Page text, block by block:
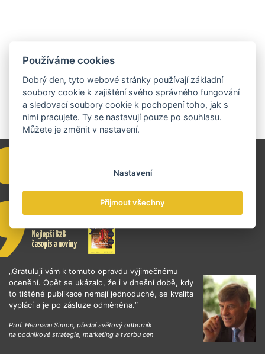
„Gratuluji vám k tomuto opravdu výjimečnému
ocenění. Opět se ukázalo, že i v dnešní době, kdy
to tištěné publikace nemají jednoduché, se kvalita
vyplácí a je po zásluze odměněna.“
Prof. Hermann Simon, přední světový odborník
na podnikové strategie, marketing a tvorbu cen
Používáme cookies
Dobrý den, tyto webové stránky používají základní
soubory cookie k zajištění svého správného fungování
a sledovací soubory cookie k pochopení toho, jak s
nimi pracujete. Ty se nastavují pouze po souhlasu.
Můžete je změnit v nastavení.
Nastavení
Přijmout všechny